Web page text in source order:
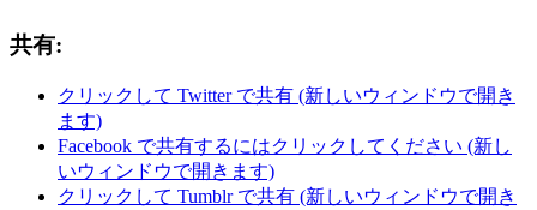
共有:
クリックして Twitter で共有 (新しいウィンドウで開き
ます)
Facebook で共有するにはクリックしてください (新し
いウィンドウで開きます)
クリックして Tumblr で共有 (新しいウィンドウで開き